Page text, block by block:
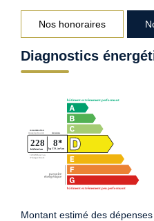
Nos honoraires
Diagnostics
Montant estimé des